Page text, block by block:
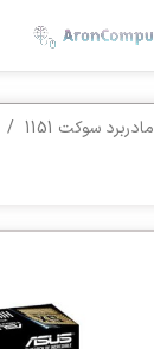
مادربرد سوکت 1151